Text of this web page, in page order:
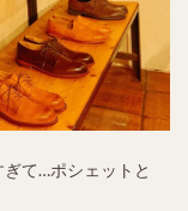
て…ポシェットと